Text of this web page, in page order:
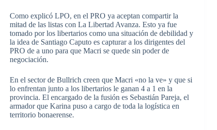
Como explicó LPO, en el PRO ya aceptan compartir la
mitad de las listas con La Libertad Avanza. Esto ya fue
tomado por los libertarios como una situación de debilidad y
la idea de Santiago Caputo es capturar a los dirigentes del
PRO de a uno para que Macri se quede sin poder de
negociación.
En el sector de Bullrich creen que Macri «no la ve» y que si
lo enfrentan junto a los libertarios le ganan 4 a 1 en la
provincia. El encargado de la fusión es Sebastián Pareja, el
armador que Karina puso a cargo de toda la logística en
territorio bonaerense.